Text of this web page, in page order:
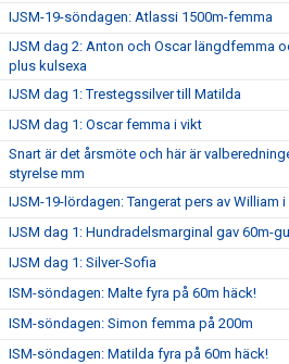
IJSM-19-söndagen: Atlassi 1500m-femma
IJSM dag 2: Anton och Oscar längdfemma
plus kulsexa
IJSM dag 1: Trestegssilver till Matilda
IJSM dag 1: Oscar femma i vikt
Snart är det årsmöte och här är
styrelse mm
IJSM-19-lördagen: Tangerat pers av William
IJSM dag 1: Hundradelsmarginal gav 60m-
IJSM dag 1: Silver-Sofia
ISM-söndagen: Malte fyra på 60m häck!
ISM-söndagen: Simon femma på 200m
ISM-söndagen: Matilda fyra på 60m häck!